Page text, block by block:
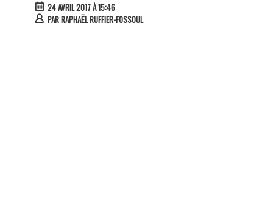
24 AVRIL 2017 À 15:46
PARRAPHAËL RUFFIER-FOSSOUL